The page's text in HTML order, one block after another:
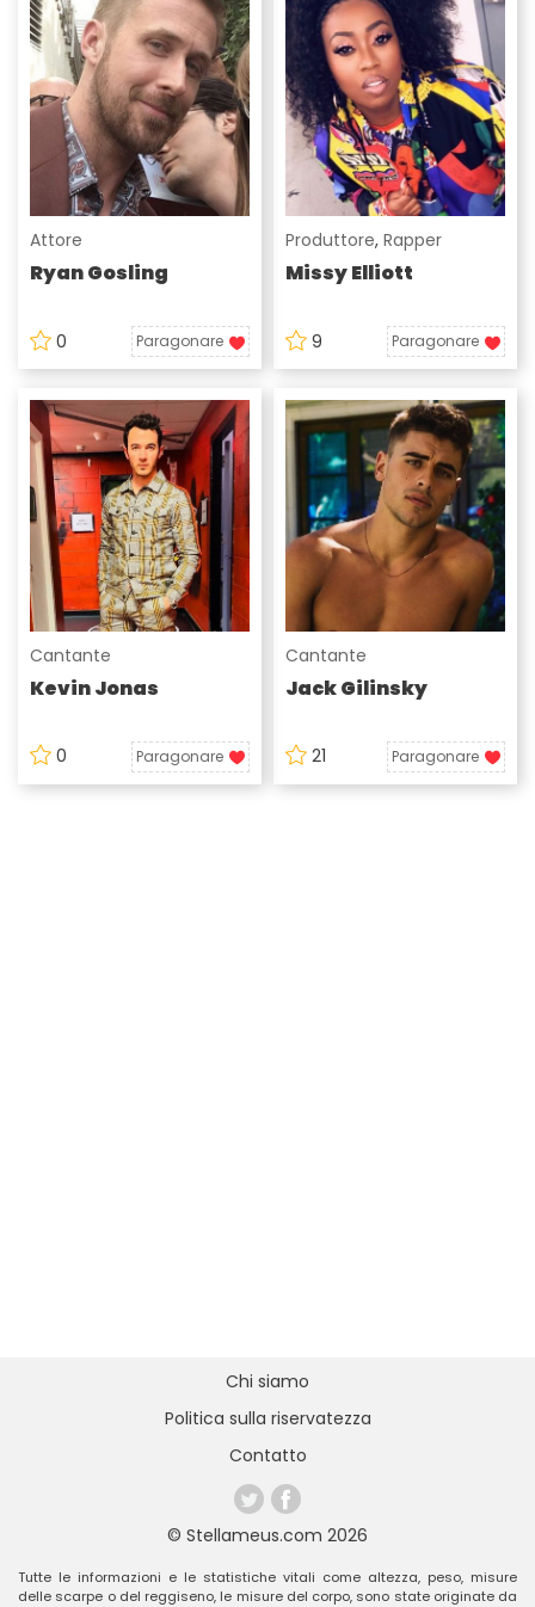
Attore
Ryan Gosling
0 Paragonare
Produttore, Rapper
Missy Elliott
9 Paragonare
Cantante
Kevin Jonas
0 Paragonare
Cantante
Jack Gilinsky
21 Paragonare
© Stellameus.com 2026
Chi siamo
Politica sulla riservatezza
Contatto
Tutte le informazioni e le statistiche vitali come altezza, peso, misure
delle scarpe o del reggiseno, le misure del corpo, sono state originate da